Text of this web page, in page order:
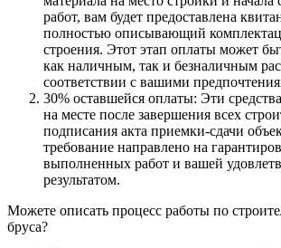
работ, вам будет предоставлена
полностью описывающий
строения. Этот этап оплаты может
как наличным, так и безналичным
соответствии с вашими
30% оставшейся оплаты: Эти
на месте после завершения всех
подписания акта приемки-сдачи
требование направлено на
выполненных работ и вашей
результатом.
Можете описать процесс работы по
бруса?